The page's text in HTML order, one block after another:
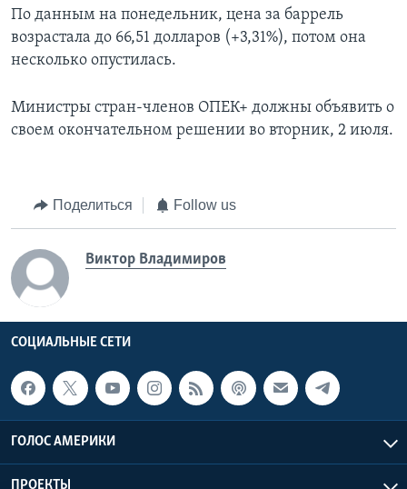
По данным на понедельник, цена за баррель
возрастала до 66,51 долларов (+3,31%), потом она
несколько опустилась.
Министры стран-членов ОПЕК+ должны объявить о
своем окончательном решении во вторник, 2 июля.
Поделиться Follow us
Виктор Владимиров
СОЦИАЛЬНЫЕ СЕТИ
ГОЛОС АМЕРИКИ
ПРОЕКТЫ